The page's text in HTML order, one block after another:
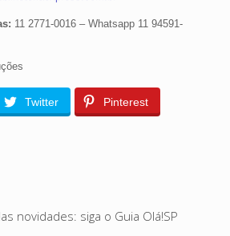
11 2771-0016 – Whatsapp 11 94591-
Twitter Pinterest
novidades: siga o Guia Olá!SP